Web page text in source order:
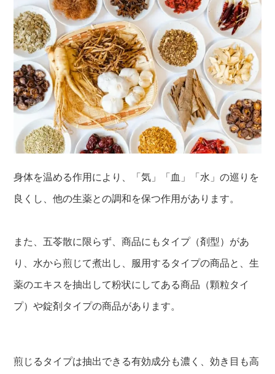
身体を温める作用により、「気」「血」「水」の巡りを
良くし、他の生薬との調和を保つ作用があります。
また、五苓散に限らず、商品にもタイプ（剤型）があ
り、水から煎じて煮出し、服用するタイプの商品と、生
薬のエキスを抽出して粉状にしてある商品（顆粒タイ
プ）や錠剤タイプの商品があります。
煎じるタイプは抽出できる有効成分も濃く、効き目も高